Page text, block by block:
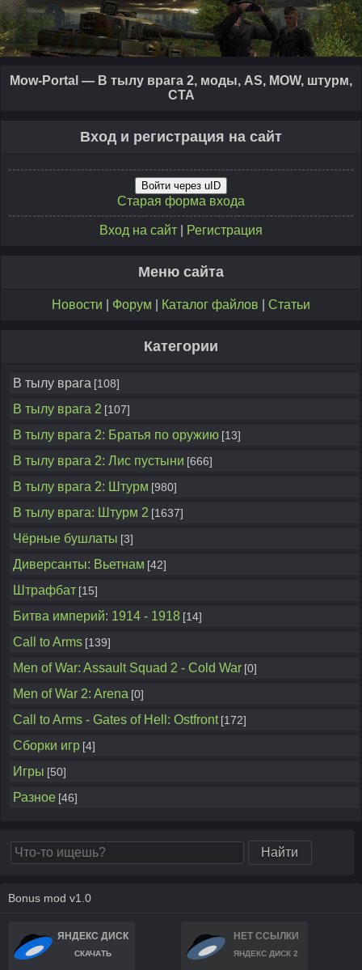
Mow-Portal — В тылу врага 2, моды, AS, MOW, штурм,
CTA
Вход и регистрация на сайт
Войти через uID
Старая форма входа
Вход на сайт Регистрация
Меню сайта
Новости Форум Каталог файлов Статьи
Категории
В тылу врага [108]
В тылу врага 2 [107]
В тылу врага 2: Братья по оружию [13]
В тылу врага 2: Лис пустыни [666]
В тылу врага 2: Штурм [980]
В тылу врага: Штурм 2 [1637]
Чёрные бушлаты [3]
Диверсанты: Вьетнам [42]
Штрафбат [15]
Битва империй: 1914 - 1918 [14]
Call to Arms [139]
Men of War: Assault Squad 2 - Cold War [0]
Men of War 2: Arena [0]
Call to Arms - Gates of Hell: Ostfront [172]
Сборки игр [4]
Игры [50]
Разное [46]
Bonus mod v1.0
ЯНДЕКС ДИСК
СКАЧАТЬ
НЕТ ССЫЛКИ
ЯНДЕКС ДИСК 2